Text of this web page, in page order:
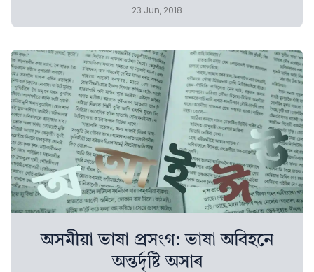
23 Jun, 2018
অসমীয়া ভাষা প্ৰসংগ: ভাষা অবিহনে
অন্তৰ্দৃষ্টি অসাৰ